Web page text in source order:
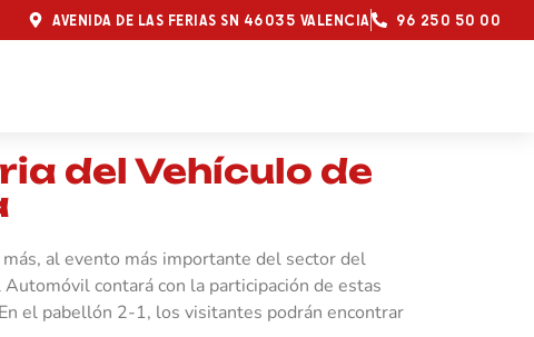
AVENIDA DE LAS FERIAS SN 46035 VALENCIA 96 250 50 00
del Vehículo de
al evento más importante del sector del
contará con la participación de estas
el pabellón 2-1, los visitantes podrán encontrar